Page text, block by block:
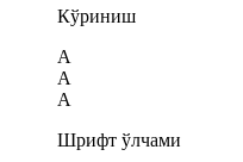
Кўриниш
A
A
A
Шрифт ўлчами